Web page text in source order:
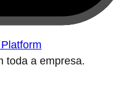
toda a empresa.